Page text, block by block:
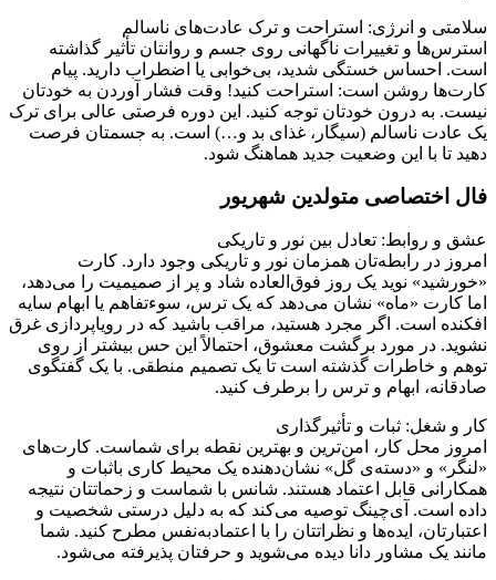
سلامتی و انرژی: استراحت و ترک عادت‌های ناسالم
استرس‌ها و تغییرات ناگهانی روی جسم و روانتان تأثیر گذاشته
است. احساس خستگی شدید، بی‌خوابی یا اضطراب دارید. پیام
کارت‌ها روشن است: استراحت کنید! وقت فشار آوردن به خودتان
نیست. به درون خودتان توجه کنید. این دوره فرصتی عالی برای ترک
یک عادت ناسالم (سیگار، غذای بد و…) است. به جسمتان فرصت
دهید تا با این وضعیت جدید هماهنگ شود.
فال اختصاصی متولدین شهریور
عشق و روابط: تعادل بین نور و تاریکی
امروز در رابطه‌تان همزمان نور و تاریکی وجود دارد. کارت
«خورشید» نوید یک روز فوق‌العاده شاد و پر از صمیمیت را می‌دهد،
اما کارت «ماه» نشان می‌دهد که یک ترس، سوءتفاهم یا ابهام سایه
افکنده است. اگر مجرد هستید، مراقب باشید که در رویاپردازی غرق
نشوید. در مورد برگشت معشوق، احتمالاً این حس بیشتر از روی
توهم و خاطرات گذشته است تا یک تصمیم منطقی. با یک گفتگوی
صادقانه، ابهام و ترس را برطرف کنید.
کار و شغل: ثبات و تأثیرگذاری
امروز محل کار، امن‌ترین و بهترین نقطه برای شماست. کارت‌های
«لنگر» و «دسته‌ی گل» نشان‌دهنده یک محیط کاری باثبات و
همکارانی قابل اعتماد هستند. شانس با شماست و زحماتتان نتیجه
داده است. آی‌چینگ توصیه می‌کند که به دلیل درستی شخصیت و
اعتبارتان، ایده‌ها و نظراتتان را با اعتمادبه‌نفس مطرح کنید. شما
مانند یک مشاور دانا دیده می‌شوید و حرفتان پذیرفته می‌شود.